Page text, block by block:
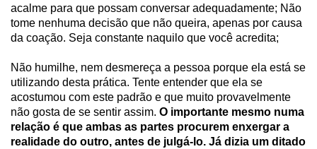
acalme para que possam conversar adequadamente; Não
tome nenhuma decisão que não queira, apenas por causa
da coação. Seja constante naquilo que você acredita;
Não humilhe, nem desmereça a pessoa porque ela está se
utilizando desta prática. Tente entender que ela se
acostumou com este padrão e que muito provavelmente
não gosta de se sentir assim. O importante mesmo numa
relação é que ambas as partes procurem enxergar a
realidade do outro, antes de julgá-lo. Já dizia um ditado